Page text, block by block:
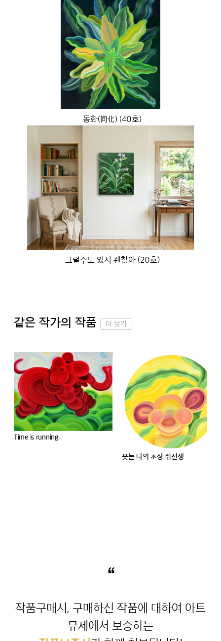
동화(同化) (40호)
그럴수도 있지 괜찮아 (20호)
같은 작가의 작품 더 보기
Time is running
웃는 나의 초상 쥐선생
“
작품구매시, 구매하신 작품에 대하여 아트